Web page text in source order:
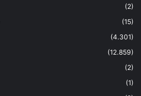
(2)
(15)
(4.301)
(12.859)
(2)
(1)